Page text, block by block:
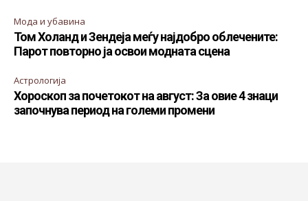
Мода и убавина
Том Холанд и Зендеја меѓу најдобро облечените:
Парот повторно ја освои модната сцена
Астрологија
Хороскоп за почетокот на август: За овие 4 знаци
започнува период на големи промени